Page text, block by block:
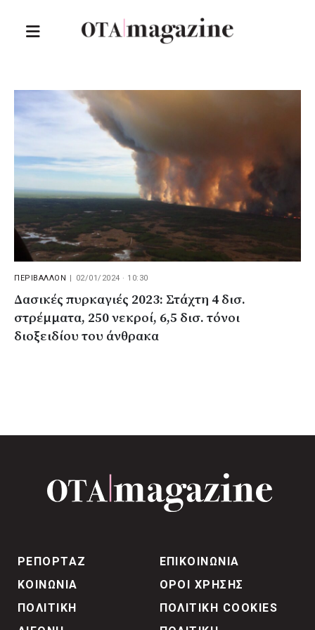
ΠΕΡΙΒΑΛΛΟΝ 02/01/2024 · 10:30
Δασικές πυρκαγιές 2023: Στάχτη 4 δισ.
στρέμματα, 250 νεκροί, 6,5 δισ. τόνοι
διοξειδίου του άνθρακα
ΡΕΠΟΡΤΑΖ
ΚΟΙΝΩΝΙΑ
ΠΟΛΙΤΙΚΗ
ΕΠΙΚΟΙΝΩΝΙΑ
ΟΡΟΙ ΧΡΗΣΗΣ
ΠΟΛΙΤΙΚΗ COOKIES